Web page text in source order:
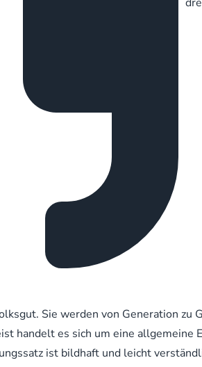
Sie werden von Generation zu
handelt es sich um eine allgemeine
ist bildhaft und leicht